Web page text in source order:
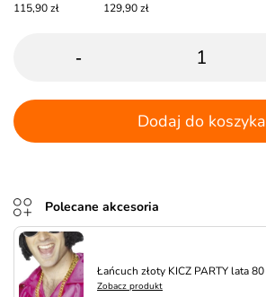
115,90 zł 129,90 zł
-
Dodaj do koszyka
Polecane akcesoria
Łańcuch złoty KICZ PARTY lata 80
Zobacz produkt